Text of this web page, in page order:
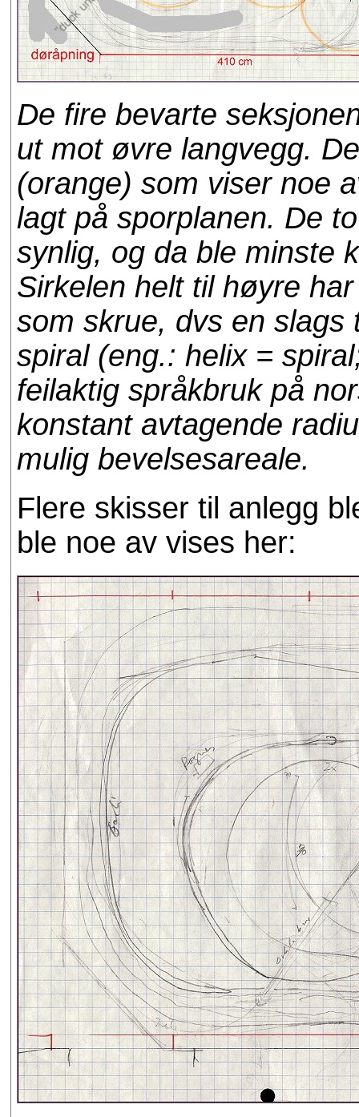
De fire bevarte
ut mot øvre langvegg.
(orange) som viser noe
lagt på sporplanen. De
synlig, og da ble minste
Sirkelen helt til høyre
som skrue, dvs en slags
spiral (eng.: helix =
feilaktig språkbruk på
konstant avtagende
mulig bevelsesareale.
Flere skisser til anlegg
ble noe av vises her: